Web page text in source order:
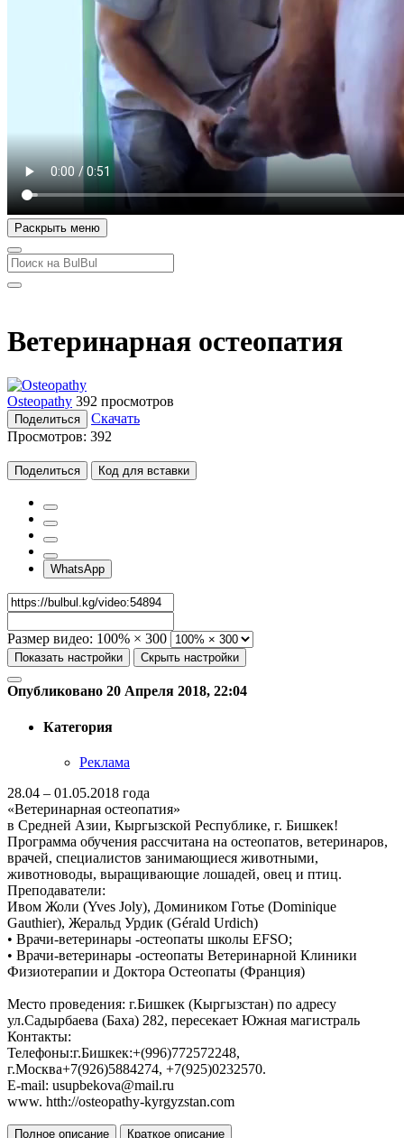
Раскрыть меню
Ветеринарная остеопатия
Osteopathy 392 просмотров
Поделиться
Скачать
Просмотров: 392
Поделиться Код для вставки
WhatsApp
Размер видео: 100% × 300
Показать настройки Скрыть настройки
Опубликовано 20 Апреля 2018, 22:04
Категория
Реклама
28.04 – 01.05.2018 года
«Ветеринарная остеопатия»
в Средней Азии, Кыргызской Республике, г. Бишкек!
Программа обучения рассчитана на остеопатов, ветеринаров,
врачей, специалистов занимающиеся животными,
животноводы, выращивающие лошадей, овец и птиц.
Преподаватели:
Ивом Жоли (Yves Joly), Домиником Готье (Dominique
Gauthier), Жеральд Урдик (Gérald Urdich)
• Врачи-ветеринары -остеопаты школы EFSO;
• Врачи-ветеринары -остеопаты Ветеринарной Клиники
Физиотерапии и Доктора Остеопаты (Франция)
Место проведения: г.Бишкек (Кыргызстан) по адресу
ул.Садырбаева (Баха) 282, пересекает Южная магистраль
Контакты:
Телефоны:г.Бишкек:+(996)772572248,
г.Москва+7(926)5884274, +7(925)0232570.
E-mail: usupbekova@mail.ru
www. htth://osteopathy-kyrgyzstan.com
Полное описание Краткое описание